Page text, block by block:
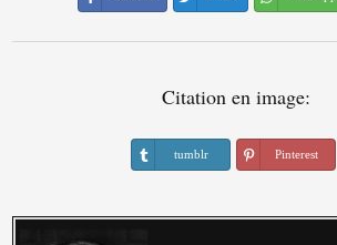
Citation en image:
tumblr Pinterest